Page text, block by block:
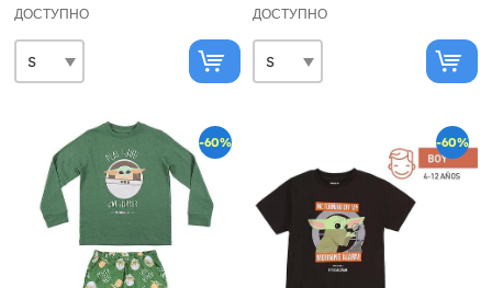
ДОСТУПНО ДОСТУПНО
-60% -60%